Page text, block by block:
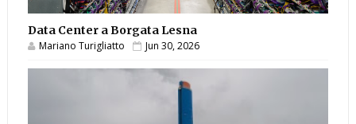
Data Center a Borgata Lesna
Mariano Turigliatto Jun 30, 2026